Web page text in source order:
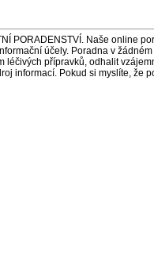
PORADENSTVÍ. Naše online
účely. Poradna v
léčivých přípravků, odhalit
informací. Pokud si myslíte, že